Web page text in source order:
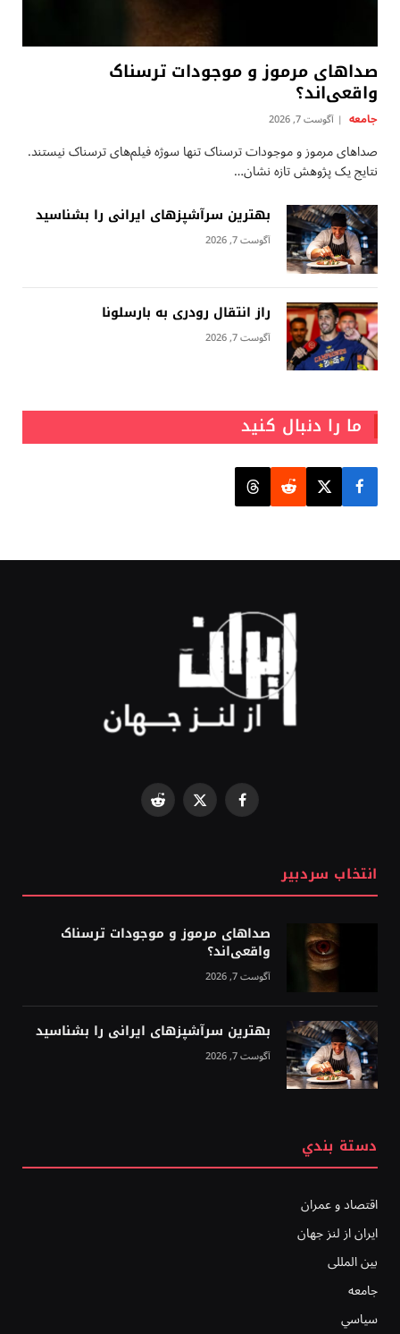
صداهای مرموز و موجودات ترسناک
واقعی‌اند؟
جامعه آگوست 7, 2026
صداهای مرموز و موجودات ترسناک تنها سوژه فیلم‌های ترسناک نیستند.
نتایج یک پژوهش تازه نشان…
بهترین سرآشپزهای ایرانی را بشناسید
آگوست 7, 2026
راز انتقال رودری به بارسلونا
آگوست 7, 2026
ما را دنبال کنید
Facebook
X
Reddit
انتخاب سردبیر
صداهای مرموز و موجودات ترسناک
واقعی‌اند؟
آگوست 7, 2026
بهترین سرآشپزهای ایرانی را بشناسید
آگوست 7, 2026
دستة بندي
اقتصاد و عمران
ایران از لنز جهان
بين المللى
جامعه
سياسي